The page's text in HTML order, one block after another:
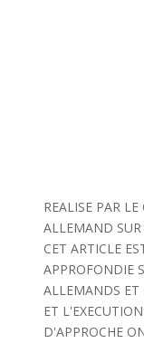
REALISE PAR
ALLEMAND
CET ARTICLE
APPROFONDIE
ALLEMANDS ET
ET
D'APPROCHE